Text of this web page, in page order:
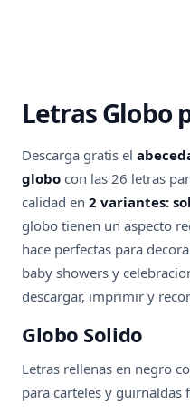
Letras Globo
Descarga gratis el
globo con las 26 letras
calidad en 2 variantes:
globo tienen un aspecto
hace perfectas para
baby showers y
descargar, imprimir y
Globo Solido
Letras rellenas en negro
para carteles y guirnaldas